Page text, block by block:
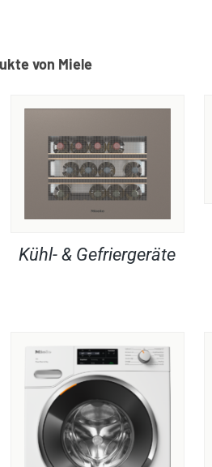
von Miele
Kühl- & Gefriergeräte